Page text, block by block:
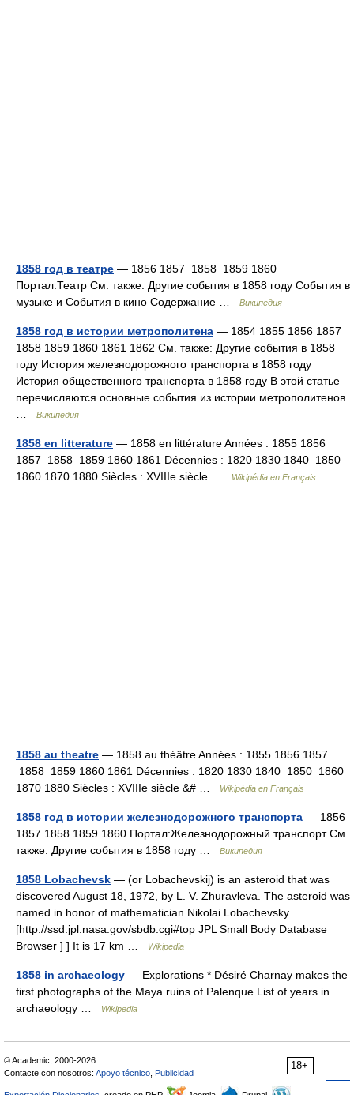
1858 год в театре — 1856 1857 1858 1859 1860
Портал:Театр См. также: Другие события в 1858 году События в
музыке и События в кино Содержание …
Википедия
1858 год в истории метрополитена — 1854 1855 1856 1857
1858 1859 1860 1861 1862 См. также: Другие события в 1858
году История железнодорожного транспорта в 1858 году
История общественного транспорта в 1858 году В этой статье
перечисляются основные события из истории метрополитенов
Википедия
1858 en litterature — 1858 en littérature Années : 1855 1856
1857 1858 1859 1860 1861 Décennies : 1820 1830 1840 1850
1860 1870 1880 Siècles : XVIIIe siècle …
Wikipédia en Français
1858 au theatre — 1858 au théâtre Années : 1855 1856 1857
1858 1859 1860 1861 Décennies : 1820 1830 1840 1850 1860
1870 1880 Siècles : XVIIIe siècle &# …
Wikipédia en Français
1858 год в истории железнодорожного транспорта — 1856
1857 1858 1859 1860 Портал:Железнодорожный транспорт См.
также: Другие события в 1858 году …
Википедия
1858 Lobachevsk — (or Lobachevskij) is an asteroid that was
discovered August 18, 1972, by L. V. Zhuravleva. The asteroid was
named in honor of mathematician Nikolai Lobachevsky.
[http://ssd.jpl.nasa.gov/sbdb.cgi#top JPL Small Body Database
Browser ] ] It is 17 km …
Wikipedia
1858 in archaeology — Explorations * Désiré Charnay makes the
first photographs of the Maya ruins of Palenque List of years in
archaeology …
Wikipedia
18+
© Academic, 2000-2026
Contacte con nosotros: Apoyo técnico Publicidad